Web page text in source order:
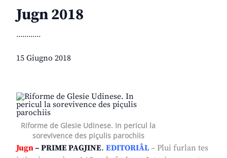
Jugn 2018
............
15 Giugno 2018
Riforme de Glesie Udinese. In pericul la
sorevivence des piçulis parochiis
Jugn– PRIME PAGJINE. EDITORIÂL – Plui furlan tes